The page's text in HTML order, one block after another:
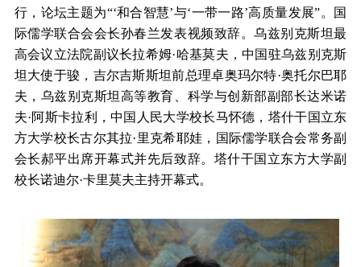
行，论坛主题为“‘和合智慧’与‘一带一路’高质量发展”。国
际儒学联合会会长孙春兰发表视频致辞。乌兹别克斯坦最
高会议立法院副议长拉希姆·哈基莫夫，中国驻乌兹别克斯
坦大使于骏，吉尔吉斯斯坦前总理卓奥玛尔特·奥托尔巴耶
夫，乌兹别克斯坦高等教育、科学与创新部副部长达米诺
夫·阿斯卡拉利，中国人民大学校长马怀德，塔什干国立东
方大学校长古尔其拉·里克希耶娃，国际儒学联合会常务副
会长郝平出席开幕式并先后致辞。塔什干国立东方大学副
校长诺迪尔·卡里莫夫主持开幕式。